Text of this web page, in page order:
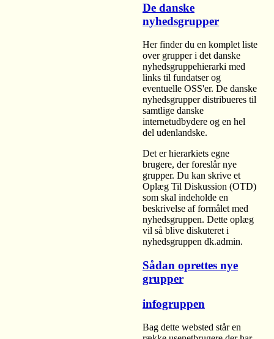
De danske
nyhedsgrupper
Her finder du en komplet liste
over grupper i det danske
nyhedsgruppehierarki med
links til fundatser og
eventuelle OSS'er. De danske
nyhedsgrupper distribueres til
samtlige danske
internetudbydere og en hel
del udenlandske.
Det er hierarkiets egne
brugere, der foreslår nye
grupper. Du kan skrive et
Oplæg Til Diskussion (OTD)
som skal indeholde en
beskrivelse af formålet med
nyhedsgruppen. Dette oplæg
vil så blive diskuteret i
nyhedsgruppen dk.admin.
Sådan oprettes nye
grupper
infogruppen
Bag dette websted står en